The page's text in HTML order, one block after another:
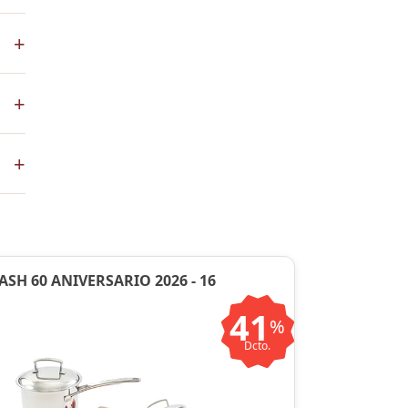
+
+
+
60 ANIVERSARIO 2026 - 16
41 %
Dcto.